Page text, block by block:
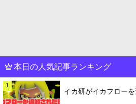
本日の人気記事ランキング
1
イカ研がイカフロー